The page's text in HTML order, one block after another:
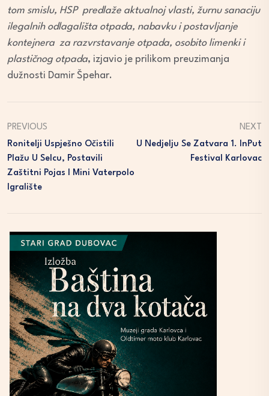
tom smislu, HSP predlaže aktualnoj vlasti, žurnu sanaciju
ilegalnih odlagališta otpada, nabavku i postavljanje
kontejnera za razvrstavanje otpada, osobito limenki i
plastičnog otpada, izjavio je prilikom preuzimanja
dužnosti Damir Špehar.
PREVIOUS
Ronitelji Uspješno Očistili
Plažu U Selcu, Postavili
Zaštitni Pojas I Mini Vaterpolo
Igralište
NEXT
U Nedjelju Se Zatvara 1. InPut
Festival Karlovac